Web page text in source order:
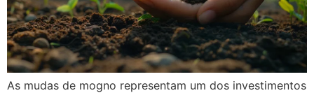
As mudas de mogno representam um dos investimentos